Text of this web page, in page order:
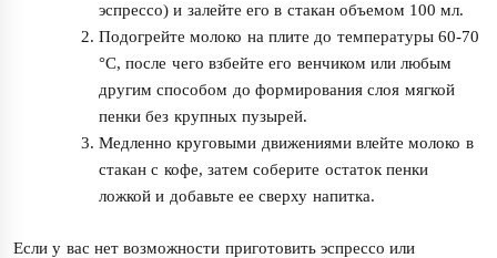
эспрессо) и залейте его в стакан объемом 100 мл.
Подогрейте молоко на плите до температуры 60-70
°C, после чего взбейте его венчиком или любым
другим способом до формирования слоя мягкой
пенки без крупных пузырей.
Медленно круговыми движениями влейте молоко в
стакан с кофе, затем соберите остаток пенки
ложкой и добавьте ее сверху напитка.
Если у вас нет возможности приготовить эспрессо или